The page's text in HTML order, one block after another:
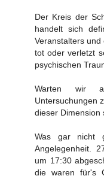
Der Kreis der
handelt sich
Veranstalters
tot oder verletzt
psychischen
Warten wir
Untersuchungen
dieser Dimension
Was gar nicht
Angelegenheit.
um 17:30
die waren für's